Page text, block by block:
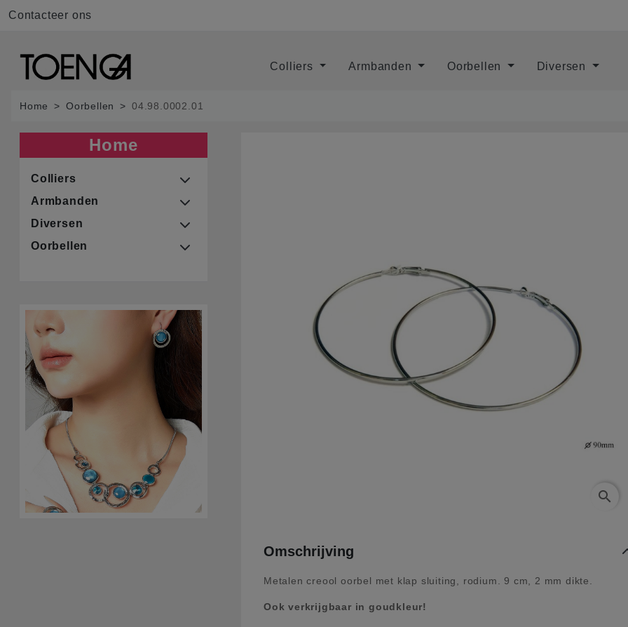
Contacteer ons
Colliers Armbanden Oorbellen Diversen
Home Oorbellen 04.98.0002.01
Home
Colliers
Armbanden
Diversen
Oorbellen
search
Omschrijving
Metalen creool oorbel met klap sluiting, rodium. 9 cm, 2 mm dikte.
Ook verkrijgbaar in goudkleur!